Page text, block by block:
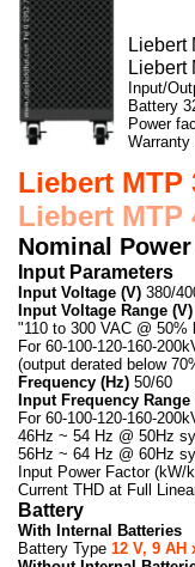
Liebert MTP
Liebert MTP
Nominal
Input Parameters
Input Voltage (V) 380/
Input Voltage Range (V)
"110 to 300 VAC @
For 60-100-120-160-
(output derated below
Frequency (Hz) 50/60
Input Frequency Range
For 60-100-120-160-
46Hz ~ 54 Hz @ 50Hz
56Hz ~ 64 Hz @ 60Hz
Input Power Factor (kW/
Current THD at Full
Battery
With Internal Batteries
Battery Type 12 V, 9 AH
Liebert
Liebert
Input/
Battery
Power